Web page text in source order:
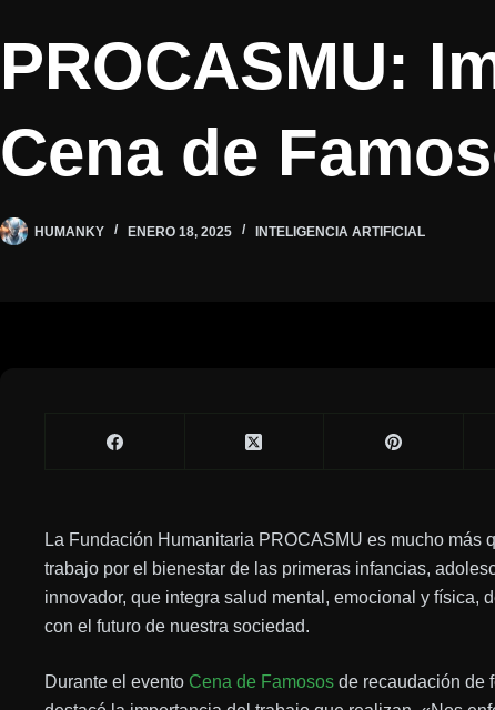
PROCASMU:
Cena de
HUMANKY ENERO 18, 2025 INTELIGENCIA ARTIFICIAL
La Fundación Humanitaria PROCASMU es mucho más
trabajo por el bienestar de las primeras infancias,
innovador, que integra salud mental, emocional y física,
con el futuro de nuestra sociedad.
Durante el evento Cena de Famosos de recaudación de